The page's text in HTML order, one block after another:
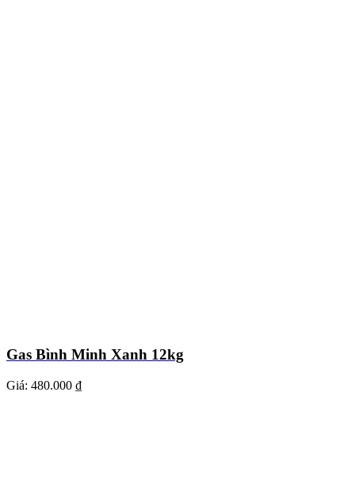
Gas Bình Minh Xanh 12kg
Giá: 480.000 ₫